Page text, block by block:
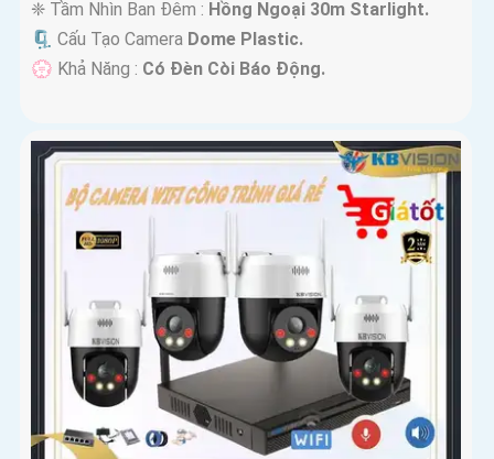
❈ Tầm Nhìn Ban Đêm : Hồng Ngoại 30m Starlight.
🗜️ Cấu Tạo Camera Dome Plastic.
️💮 Khả Năng : Có Ðèn Còi Báo Động.